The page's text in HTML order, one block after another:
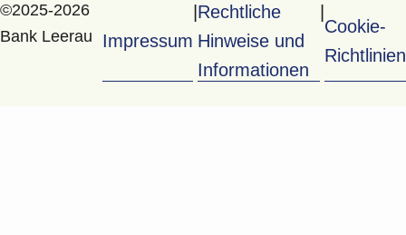
©2025-2026
Bank Leerau
Impressum
Rechtliche
Hinweise und
Informationen
Cookie-
Richtlinien